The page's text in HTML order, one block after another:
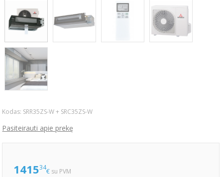
Kodas: SRR35ZS-W + SRC35ZS-W
Pasiteirauti apie prekę
141534€ su PVM